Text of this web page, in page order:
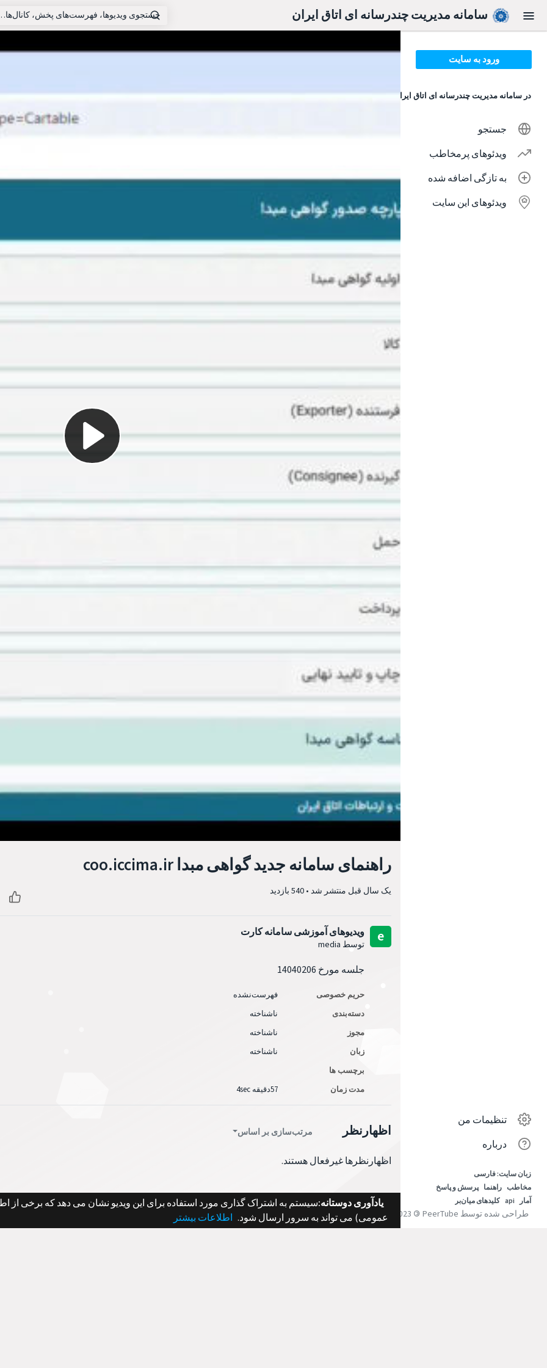
Skip to main contentسامانه مدیریت چندرسانه ای اتاق ایران
ورود به سایت
در سامانه مدیریت چندرسانه ای اتاق ایران
جستجو
ویدئوهای پرمخاطب
به تازگی اضافه شده
ویدئوهای این سایت
تنظیمات من
درباره
زبان سایت: فارسی
مخاطب راهنما پرسش و پاسخ
آمار
api کلیدهای میان‌بر
طراحی شده توسط PeerTube ©
راهنمای سامانه جدید گواهی مبدا coo.iccima.ir
یک سال قبل منتشر شد • 540 بازدید
e ویدیوهای آموزشی سامانه کارت
توسط media
جلسه مورخ 14040206
حریم خصوصی
فهرست‌نشده
دسته‌بندی
ناشناخته
مجوز
ناشناخته
زبان
ناشناخته
برچسب ها
مدت زمان
57دقیقه 4sec
اظهارنظر مرتب‌سازی بر اساس
اظهارنظرها غیرفعال هستند.
یادآوری دوستانه:
عمومی) می تواند به سرور ارسال شود. اطلاعات بیشتر